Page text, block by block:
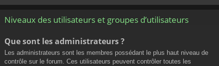
Niveaux des utilisateurs et groupes d’utilisateurs
Que sont les administrateurs ?
Les administrateurs sont les membres possédant le plus haut niveau de
contrôle sur le forum. Ces utilisateurs peuvent contrôler toutes les